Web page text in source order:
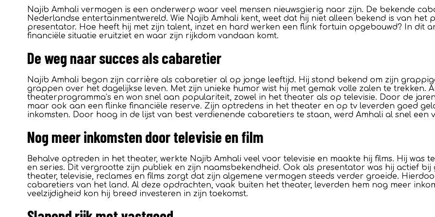
Najib Amhali vermogen is een onderwerp waar veel mensen nieuwsgierig naar zijn. De bekende
Nederlandse entertainmentwereld. Wie Najib Amhali kent, weet dat hij niet alleen bekend is van het
presentator. Hoe heeft hij met zijn talent, inzet en hard werken een flink fortuin opgebouwd? In dit
financiële situatie eruitziet en waar zijn rijkdom vandaan komt.
De weg naar succes als cabaretier
Najib Amhali begon zijn carrière als cabaretier al op jonge leeftijd. Hij stond bekend om zijn
grappen over het dagelijkse leven. Met zijn unieke humor wist hij met gemak volle zalen te trekken.
theaterprogramma’s en won snel aan populariteit, zowel in het theater als op televisie. Door de
maar ook aan een flinke financiële reserve. Zijn optredens in het theater en op tv leverden goed
inkomsten. Door hoog in de lijst van best verdienende cabaretiers te staan, werd Amhali al snel
Nog meer inkomsten door televisie en film
Behalve optreden in het theater, werkte Najib Amhali veel voor televisie en maakte hij films. Hij was
en series. Dit vergrootte zijn publiek en zijn naamsbekendheid. Ook als presentator was hij actief
theater, televisie, reclames en films zorgt dat zijn algemene vermogen steeds verder groeide.
cabaretiers van het land. Al deze opdrachten, vaak buiten het theater, leverden hem nog meer
veelzijdigheid kon hij breed investeren in zijn toekomst.